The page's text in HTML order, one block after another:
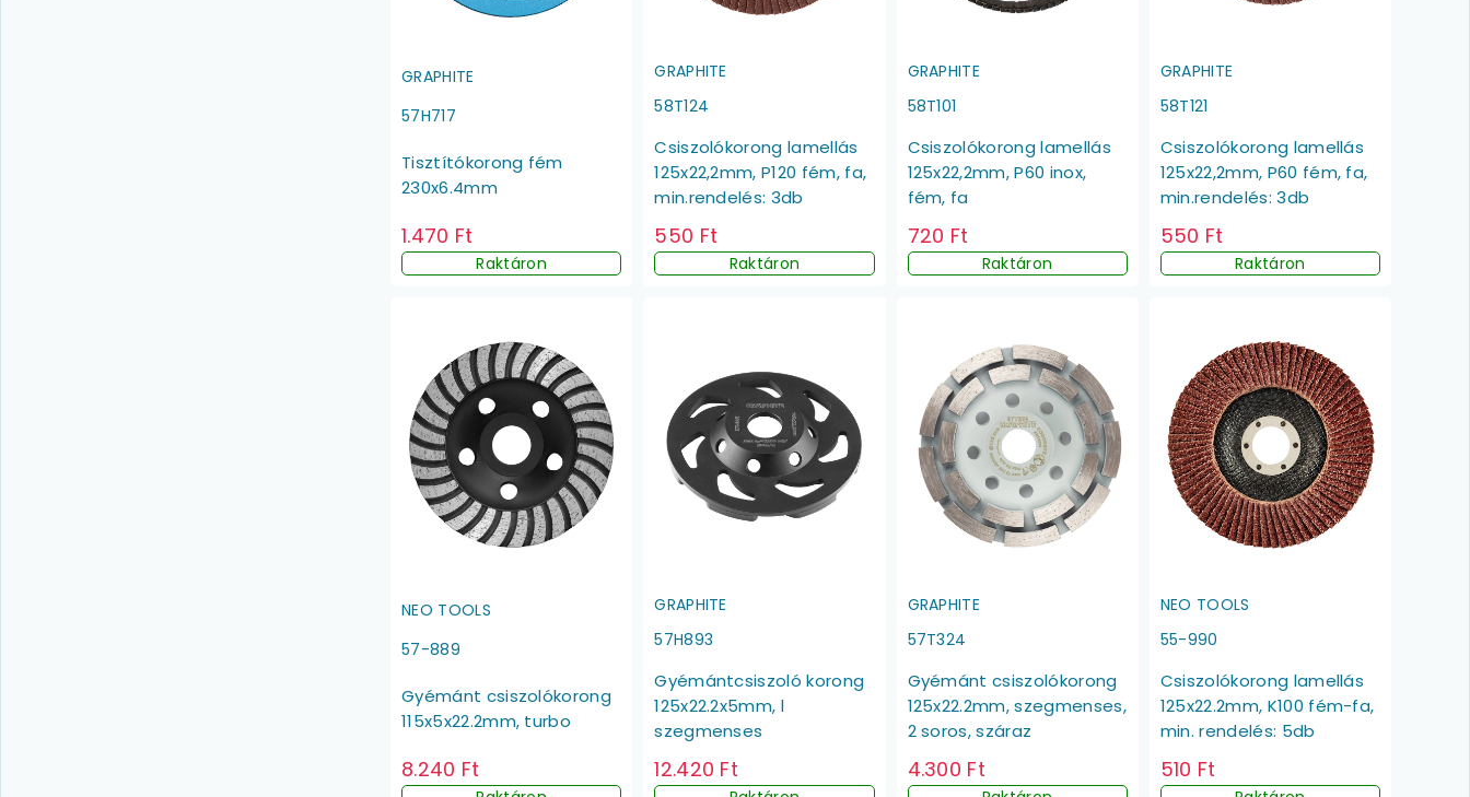
GRAPHITE
57H717
Tisztítókorong fém
230x6.4mm
1.470 Ft
Raktáron
GRAPHITE
58T124
Csiszolókorong lamellás
125x22,2mm, P120 fém, fa,
min.rendelés: 3db
550 Ft
Raktáron
GRAPHITE
58T101
Csiszolókorong lamellás
125x22,2mm, P60 inox,
fém, fa
720 Ft
Raktáron
GRAPHITE
58T121
Csiszolókorong lamellás
125x22,2mm, P60 fém, fa,
min.rendelés: 3db
550 Ft
Raktáron
NEO TOOLS
57-889
Gyémánt csiszolókorong
115x5x22.2mm, turbo
8.240 Ft
GRAPHITE
57H893
Gyémántcsiszoló korong
125x22.2x5mm, l
szegmenses
12.420 Ft
GRAPHITE
57T324
Gyémánt csiszolókorong
125x22.2mm, szegmenses,
2 soros, száraz
4.300 Ft
NEO TOOLS
55-990
Csiszolókorong lamellás
125x22.2mm, K100 fém-fa,
min. rendelés: 5db
510 Ft